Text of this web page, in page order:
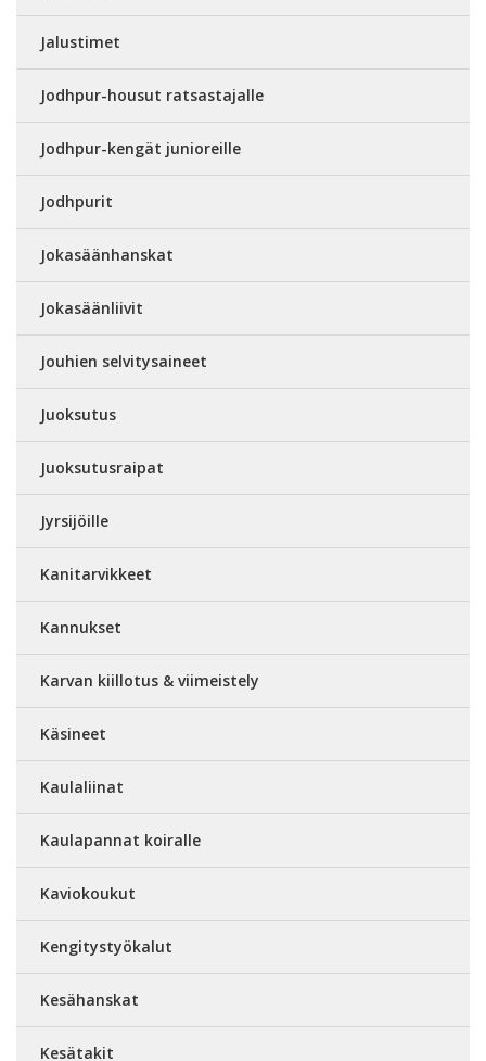
Jalustimet
Jodhpur-housut ratsastajalle
Jodhpur-kengät junioreille
Jodhpurit
Jokasäänhanskat
Jokasäänliivit
Jouhien selvitysaineet
Juoksutus
Juoksutusraipat
Jyrsijöille
Kanitarvikkeet
Kannukset
Karvan kiillotus & viimeistely
Käsineet
Kaulaliinat
Kaulapannat koiralle
Kaviokoukut
Kengitystyökalut
Kesähanskat
Kesätakit